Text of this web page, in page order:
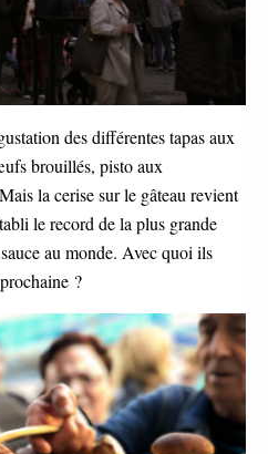
des différentes tapas aux
brouillés, pisto aux
la cerise sur le gâteau revient
le record de la plus grande
au monde. Avec quoi ils
?